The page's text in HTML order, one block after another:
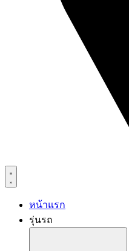
หน้าแรก
รุ่นรถ